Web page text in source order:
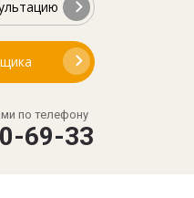
по телефону
69-33